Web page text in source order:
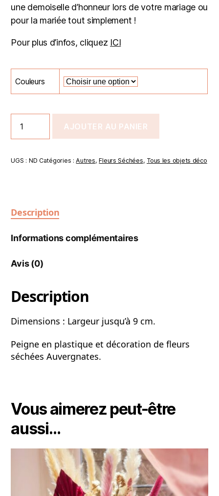
une demoiselle d’honneur lors de votre mariage ou
pour la mariée tout simplement !
Pour plus d’infos, cliquez ICI
Couleurs
AJOUTER AU PANIER
UGS : ND Catégories :Autres,Fleurs Séchées, Tous les objets déco
Description
Informations complémentaires
Avis (0)
Description
Dimensions : Largeur jusqu’à 9 cm.
Peigne en plastique et décoration de fleurs
séchées Auvergnates.
Vous aimerez peut-être
aussi…